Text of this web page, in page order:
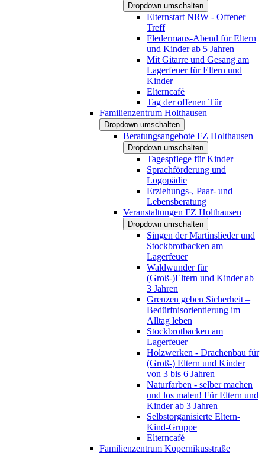
Dropdown umschalten
Elternstart NRW - Offener
Treff
Fledermaus-Abend für Eltern
und Kinder ab 5 Jahren
Mit Gitarre und Gesang am
Lagerfeuer für Eltern und
Kinder
Elterncafé
Tag der offenen Tür
Familienzentrum Holthausen
Dropdown umschalten
Beratungsangebote FZ Holthausen
Dropdown umschalten
Tagespflege für Kinder
Sprachförderung und
Logopädie
Erziehungs-, Paar- und
Lebensberatung
Veranstaltungen FZ Holthausen
Dropdown umschalten
Singen der Martinslieder und
Stockbrotbacken am
Lagerfeuer
Waldwunder für
(Groß-)Eltern und Kinder ab
3 Jahren
Grenzen geben Sicherheit –
Bedürfnisorientierung im
Alltag leben
Stockbrotbacken am
Lagerfeuer
Holzwerken - Drachenbau für
(Groß-) Eltern und Kinder
von 3 bis 6 Jahren
Naturfarben - selber machen
und los malen! Für Eltern und
Kinder ab 3 Jahren
Selbstorganisierte Eltern-
Kind-Gruppe
Elterncafé
Familienzentrum Kopernikusstraße